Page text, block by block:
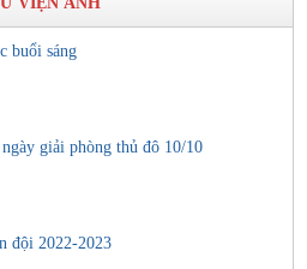
buổi sáng
giải phòng thủ đô 10/10
đội 2022-2023